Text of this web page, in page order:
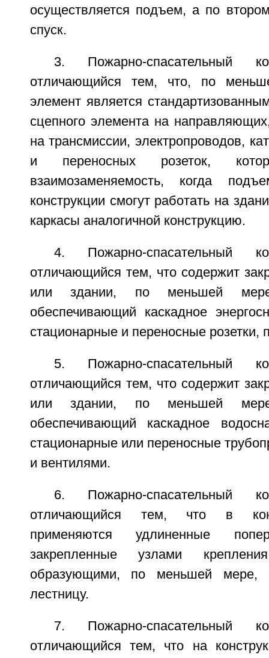
осуществляется подъем, а по
спуск.
3. Пожарно-спасательный
отличающийся тем, что, по
элемент является
сцепного элемента на
на трансмиссии, электропроводов,
и переносных розеток,
взаимозаменяемость, когда
конструкции смогут работать на
каркасы аналогичной конструкцию.
4. Пожарно-спасательный
отличающийся тем, что содержит
или здании, по меньшей
обеспечивающий каскадное
стационарные и переносные розетки,
5. Пожарно-спасательный
отличающийся тем, что содержит
или здании, по меньшей
обеспечивающий каскадное
стационарные или переносные
и вентилями.
6. Пожарно-спасательный
отличающийся тем, что в
применяются удлиненные
закрепленные узлами
образующими, по меньшей мере,
лестницу.
7. Пожарно-спасательный
отличающийся тем, что на